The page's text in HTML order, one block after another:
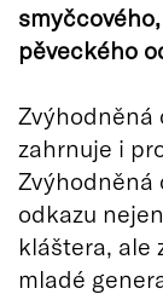
pěveckého
Zvýhodněná
zahrnuje i
Zvýhodněná
odkazu
kláštera, ale
mladé